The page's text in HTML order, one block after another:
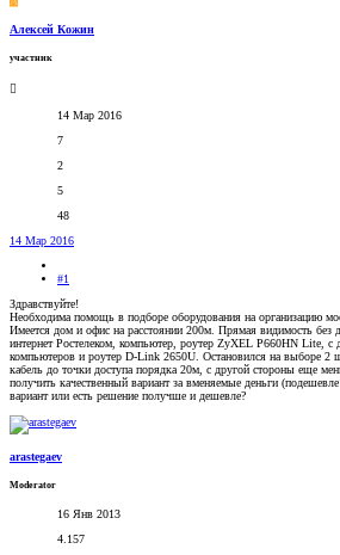
Алексей Кожин
участник
14 Мар 2016
7
2
5
48
14 Мар 2016
#1
Здравствуйте!
Необходима помощь в подборе оборудования на организацию
Имеется дом и офис на расстоянии 200м. Прямая видимость без
интернет Ростелеком, компьютер, роутер ZyXEL P660HN Lite, с
компьютеров и роутер D-Link 2650U. Остановился на выборе
кабель до точки доступа порядка 20м, с другой стороны еще
получить качественный вариант за вменяемые деньги
вариант или есть решение получше и дешевле?
arastegaev
Moderator
16 Янв 2013
4.157